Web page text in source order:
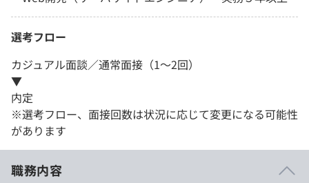
選考フロー
カジュアル面談／通常面接（1～2回）
▼
内定
※選考フロー、面接回数は状況に応じて変更になる可能性
があります
職務内容